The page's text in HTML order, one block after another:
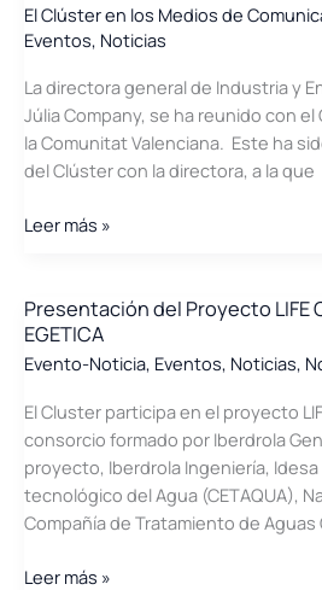
El Clúster en los Medios de
Eventos, Noticias
La directora general de Industria y
Júlia Company, se ha reunido con el
la Comunitat Valenciana. Este ha
del Clúster con la directora, a la que
Julia
reúne
con
el
Leer más »
Presentación del Proyecto LIFE
EGETICA
Evento-Noticia, Eventos, Noticias,
El Cluster participa en el proyecto
consorcio formado por Iberdrola
proyecto, Iberdrola Ingeniería,
tecnológico del Agua (CETAQUA),
Compañía de Tratamiento de Aguas
Presentación
Leer más »